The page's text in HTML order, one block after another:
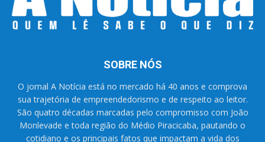
SOBRE NÓS
O jornal A Notícia está no mercado há 40 anos e comprova
sua trajetória de empreendedorismo e de respeito ao leitor.
São quatro décadas marcadas pelo compromisso com João
Monlevade e toda região do Médio Piracicaba, pautando o
cotidiano e os principais fatos que impactam a vida dos